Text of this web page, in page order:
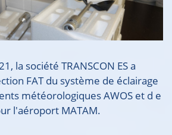
la société TRANSCON ES a
FAT du système de éclairage
météorologiques AWOS et d e
l'aéroport MATAM.